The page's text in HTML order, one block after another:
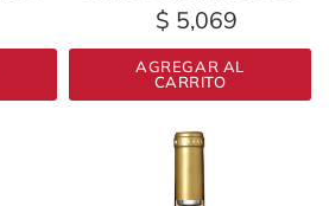
Ml
$ 5,069
AGREGAR AL
CARRITO